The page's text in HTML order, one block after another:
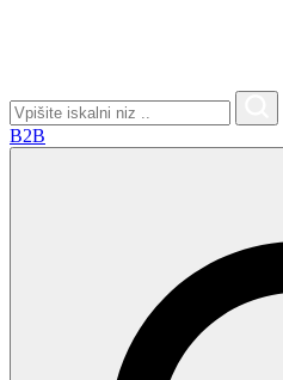
Search
for:
B2B